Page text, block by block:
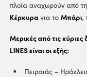
πλοία αναχωρούν από
Κέρκυρα για το Μπάρι,
Μερικές από τις
LINES είναι οι εξής:
Πειραιάς –